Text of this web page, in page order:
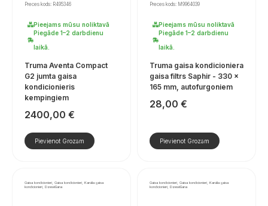
Preces kods: R495346
Pieejams mūsu noliktavā
Piegāde 1–2 darbdienu
laikā.
Truma Aventa Compact
G2 jumta gaisa
kondicionieris
kempingiem
2400,00 €
Pievienot Grozam
Preces kods: M9964039
Pieejams mūsu noliktavā
Piegāde 1–2 darbdienu
laikā.
Truma gaisa kondicioniera
gaisa filtrs Saphir - 330 x
165 mm, autofurgoniem
28,00 €
Pievienot Grozam
Gaisa kondicionieri, Gaisa kondicionieri, Kanāla gaisa
kondicionieri, Dzesēšana
Gaisa kondicionieri, Gaisa kondicionieri, Kanāla gaisa
kondicionieri, Dzesēšana